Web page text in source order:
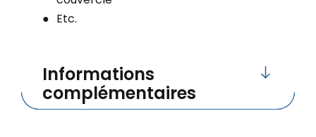
Etc.
Informations
complémentaires